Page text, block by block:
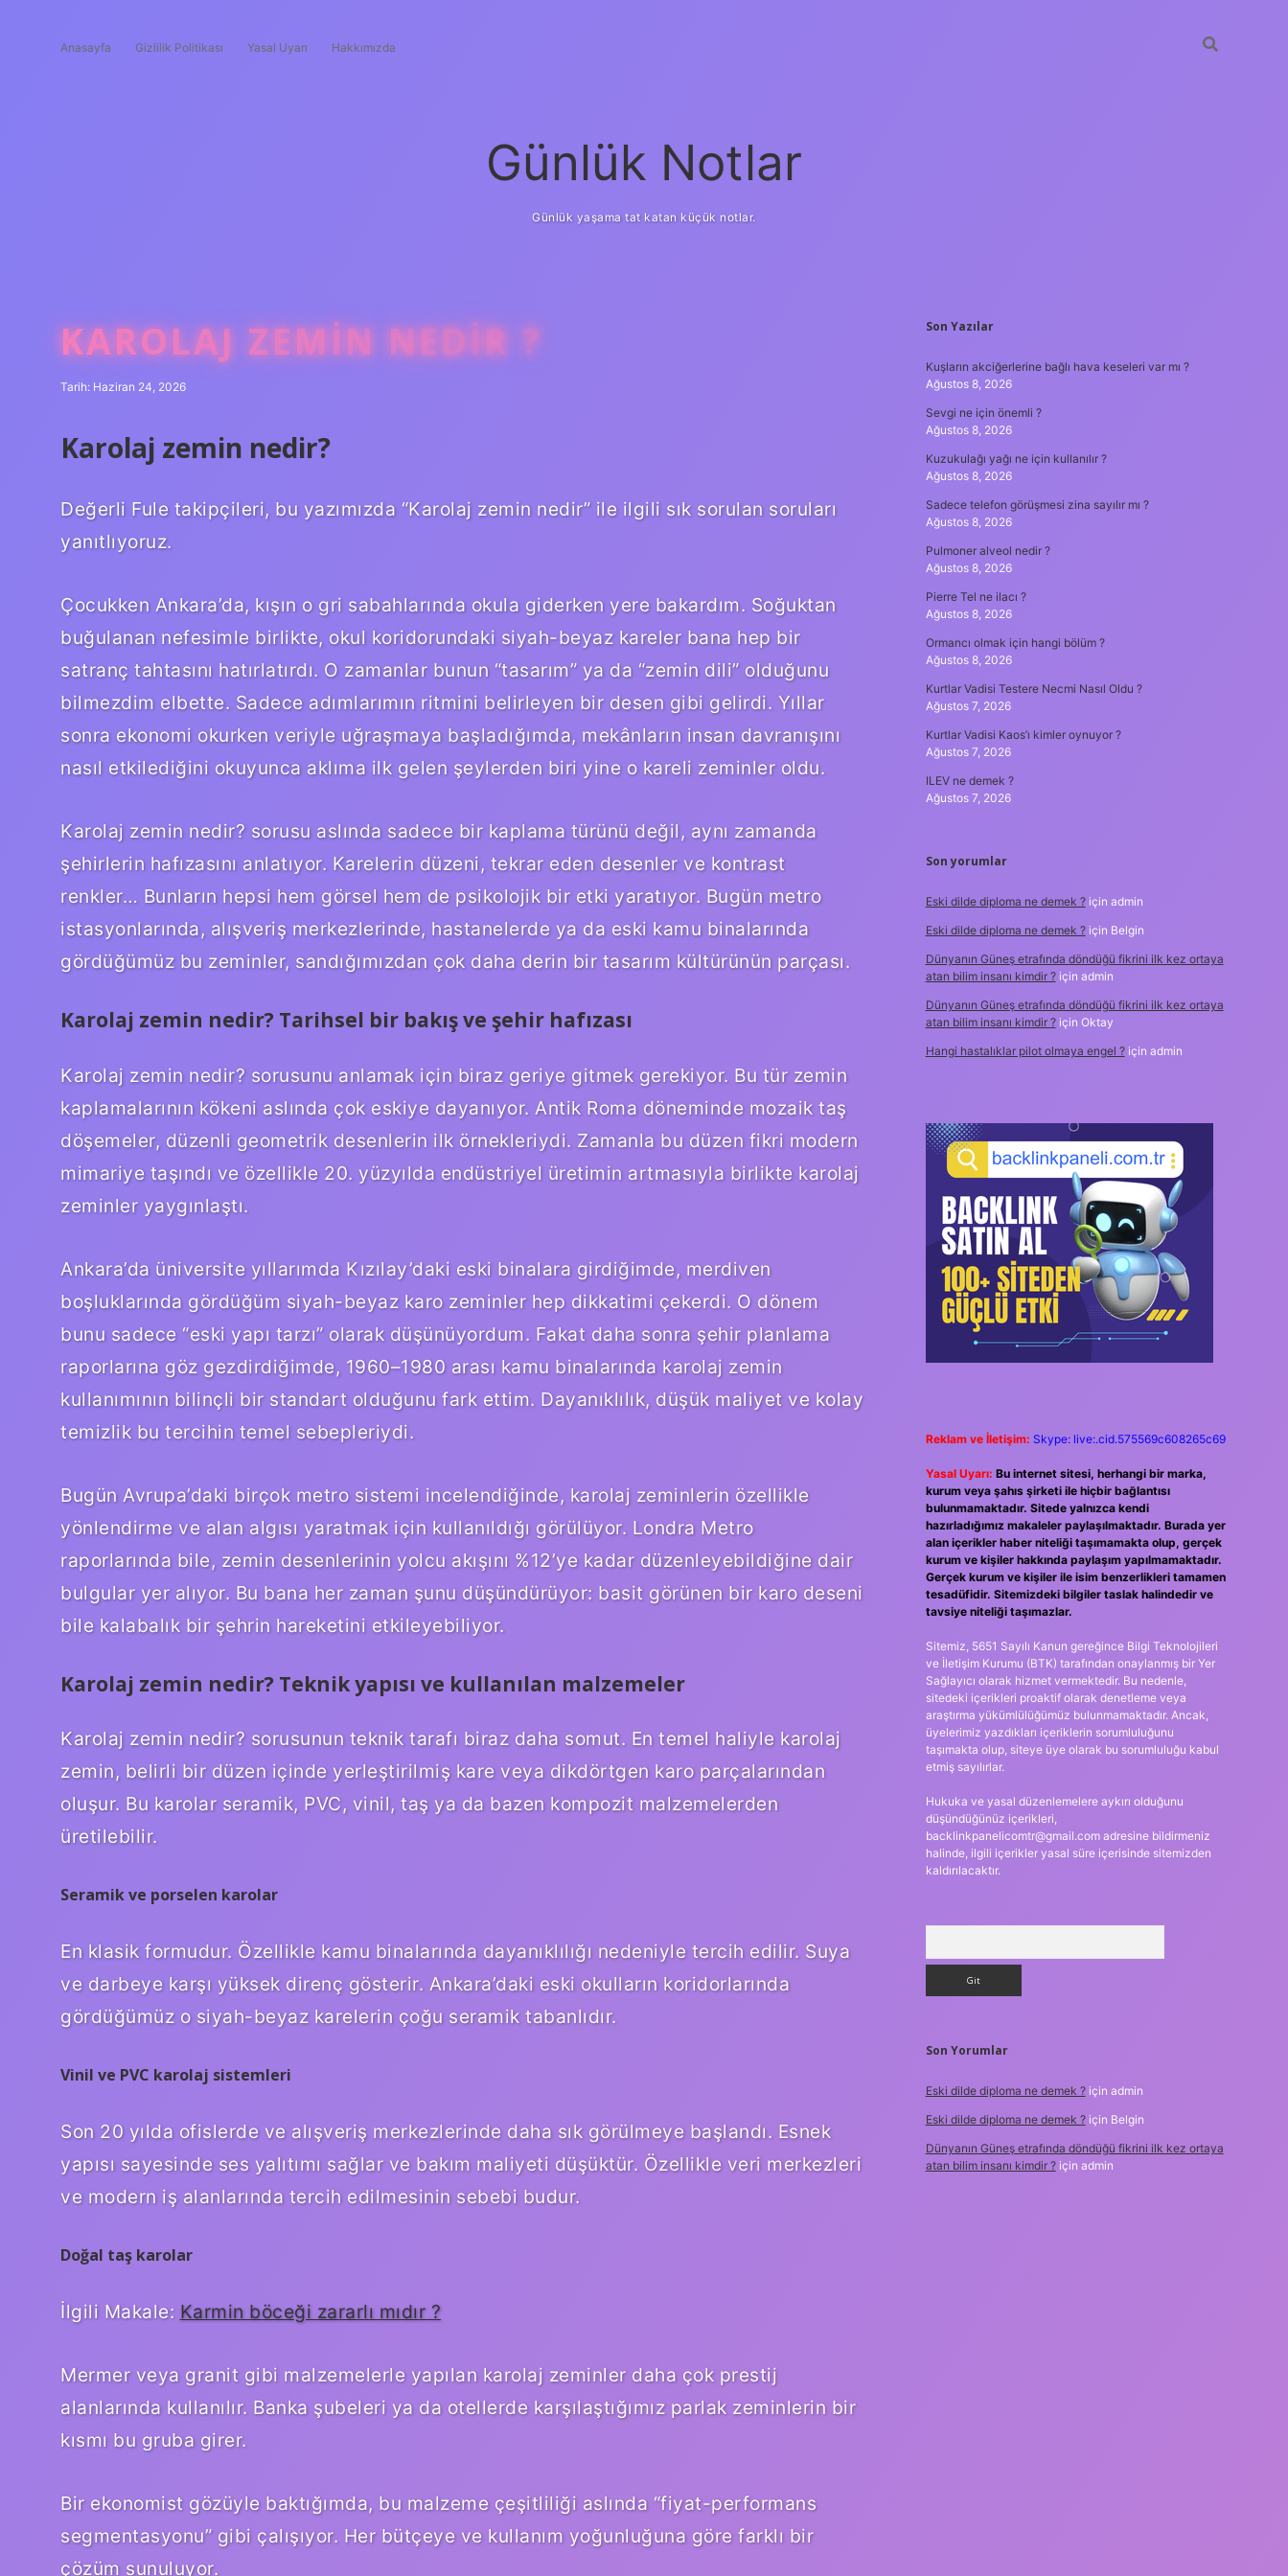
Anasayfa Gizlilik Politikası Yasal Uyarı Hakkımızda
Günlük Notlar
Günlük yaşama tat katan küçük notlar.
KAROLAJ ZEMIN NEDIR ?
Tarih: Haziran 24, 2026
Karolaj zemin nedir?
Değerli Fule takipçileri, bu yazımızda “Karolaj zemin nedir” ile ilgili sık sorulan soruları
yanıtlıyoruz.
Çocukken Ankara’da, kışın o gri sabahlarında okula giderken yere bakardım. Soğuktan
buğulanan nefesimle birlikte, okul koridorundaki siyah-beyaz kareler bana hep bir
satranç tahtasını hatırlatırdı. O zamanlar bunun “tasarım” ya da “zemin dili” olduğunu
bilmezdim elbette. Sadece adımlarımın ritmini belirleyen bir desen gibi gelirdi. Yıllar
sonra ekonomi okurken veriyle uğraşmaya başladığımda, mekânların insan davranışını
nasıl etkilediğini okuyunca aklıma ilk gelen şeylerden biri yine o kareli zeminler oldu.
Karolaj zemin nedir? sorusu aslında sadece bir kaplama türünü değil, aynı zamanda
şehirlerin hafızasını anlatıyor. Karelerin düzeni, tekrar eden desenler ve kontrast
renkler… Bunların hepsi hem görsel hem de psikolojik bir etki yaratıyor. Bugün metro
istasyonlarında, alışveriş merkezlerinde, hastanelerde ya da eski kamu binalarında
gördüğümüz bu zeminler, sandığımızdan çok daha derin bir tasarım kültürünün parçası.
Karolaj zemin nedir? Tarihsel bir bakış ve şehir hafızası
Karolaj zemin nedir? sorusunu anlamak için biraz geriye gitmek gerekiyor. Bu tür zemin
kaplamalarının kökeni aslında çok eskiye dayanıyor. Antik Roma döneminde mozaik taş
döşemeler, düzenli geometrik desenlerin ilk örnekleriydi. Zamanla bu düzen fikri modern
mimariye taşındı ve özellikle 20. yüzyılda endüstriyel üretimin artmasıyla birlikte karolaj
zeminler yaygınlaştı.
Ankara’da üniversite yıllarımda Kızılay’daki eski binalara girdiğimde, merdiven
boşluklarında gördüğüm siyah-beyaz karo zeminler hep dikkatimi çekerdi. O dönem
bunu sadece “eski yapı tarzı” olarak düşünüyordum. Fakat daha sonra şehir planlama
raporlarına göz gezdirdiğimde, 1960–1980 arası kamu binalarında karolaj zemin
kullanımının bilinçli bir standart olduğunu fark ettim. Dayanıklılık, düşük maliyet ve kolay
temizlik bu tercihin temel sebepleriydi.
Bugün Avrupa’daki birçok metro sistemi incelendiğinde, karolaj zeminlerin özellikle
yönlendirme ve alan algısı yaratmak için kullanıldığı görülüyor. Londra Metro
raporlarında bile, zemin desenlerinin yolcu akışını %12’ye kadar düzenleyebildiğine dair
bulgular yer alıyor. Bu bana her zaman şunu düşündürüyor: basit görünen bir karo deseni
bile kalabalık bir şehrin hareketini etkileyebiliyor.
Karolaj zemin nedir? Teknik yapısı ve kullanılan malzemeler
Karolaj zemin nedir? sorusunun teknik tarafı biraz daha somut. En temel haliyle karolaj
zemin, belirli bir düzen içinde yerleştirilmiş kare veya dikdörtgen karo parçalarından
oluşur. Bu karolar seramik, PVC, vinil, taş ya da bazen kompozit malzemelerden
üretilebilir.
Seramik ve porselen karolar
En klasik formudur. Özellikle kamu binalarında dayanıklılığı nedeniyle tercih edilir. Suya
ve darbeye karşı yüksek direnç gösterir. Ankara’daki eski okulların koridorlarında
gördüğümüz o siyah-beyaz karelerin çoğu seramik tabanlıdır.
Vinil ve PVC karolaj sistemleri
Son 20 yılda ofislerde ve alışveriş merkezlerinde daha sık görülmeye başlandı. Esnek
yapısı sayesinde ses yalıtımı sağlar ve bakım maliyeti düşüktür. Özellikle veri merkezleri
ve modern iş alanlarında tercih edilmesinin sebebi budur.
Doğal taş karolar
İlgili Makale: Karmin böceği zararlı mıdır ?
Mermer veya granit gibi malzemelerle yapılan karolaj zeminler daha çok prestij
alanlarında kullanılır. Banka şubeleri ya da otellerde karşılaştığımız parlak zeminlerin bir
kısmı bu gruba girer.
Bir ekonomist gözüyle baktığımda, bu malzeme çeşitliliği aslında “fiyat-performans
segmentasyonu” gibi çalışıyor. Her bütçeye ve kullanım yoğunluğuna göre farklı bir
çözüm sunuluyor.
SIDEBAR
Son Yazılar
Kuşların akciğerlerine bağlı hava keseleri var mı ?
Ağustos 8, 2026
Sevgi ne için önemli ?
Ağustos 8, 2026
Kuzukulağı yağı ne için kullanılır ?
Ağustos 8, 2026
Sadece telefon görüşmesi zina sayılır mı ?
Ağustos 8, 2026
Pulmoner alveol nedir ?
Ağustos 8, 2026
Pierre Tel ne ilacı ?
Ağustos 8, 2026
Ormancı olmak için hangi bölüm ?
Ağustos 8, 2026
Kurtlar Vadisi Testere Necmi Nasıl Oldu ?
Ağustos 7, 2026
Kurtlar Vadisi Kaos’ı kimler oynuyor ?
Ağustos 7, 2026
ILEV ne demek ?
Ağustos 7, 2026
Son yorumlar
Eski dilde diploma ne demek ?için admin
Eski dilde diploma ne demek ?için Belgin
Dünyanın Güneş etrafında döndüğü fikrini ilk kez ortaya
atan bilim insanı kimdir ?için admin
Dünyanın Güneş etrafında döndüğü fikrini ilk kez ortaya
atan bilim insanı kimdir ?için Oktay
Hangi hastalıklar pilot olmaya engel ?için admin
Reklam ve İletişim: Skype: live:.cid.575569c608265c69
Yasal Uyarı: Bu internet sitesi, herhangi bir marka,
kurum veya şahıs şirketi ile hiçbir bağlantısı
bulunmamaktadır. Sitede yalnızca kendi
hazırladığımız makaleler paylaşılmaktadır. Burada yer
alan içerikler haber niteliği taşımamakta olup, gerçek
kurum ve kişiler hakkında paylaşım yapılmamaktadır.
Gerçek kurum ve kişiler ile isim benzerlikleri tamamen
tesadüfidir. Sitemizdeki bilgiler taslak halindedir ve
tavsiye niteliği taşımazlar.
Sitemiz, 5651 Sayılı Kanun gereğince Bilgi Teknolojileri
ve İletişim Kurumu (BTK) tarafından onaylanmış bir Yer
Sağlayıcı olarak hizmet vermektedir. Bu nedenle,
sitedeki içerikleri proaktif olarak denetleme veya
araştırma yükümlülüğümüz bulunmamaktadır. Ancak,
üyelerimiz yazdıkları içeriklerin sorumluluğunu
taşımakta olup, siteye üye olarak bu sorumluluğu kabul
etmiş sayılırlar.
Hukuka ve yasal düzenlemelere aykırı olduğunu
düşündüğünüz içerikleri,
backlinkpanelicomtr@gmail.comadresine bildirmeniz
halinde, ilgili içerikler yasal süre içerisinde sitemizden
kaldırılacaktır.
Son Yorumlar
Eski dilde diploma ne demek ?için admin
Eski dilde diploma ne demek ?için Belgin
Dünyanın Güneş etrafında döndüğü fikrini ilk kez ortaya
atan bilim insanı kimdir ?için admin